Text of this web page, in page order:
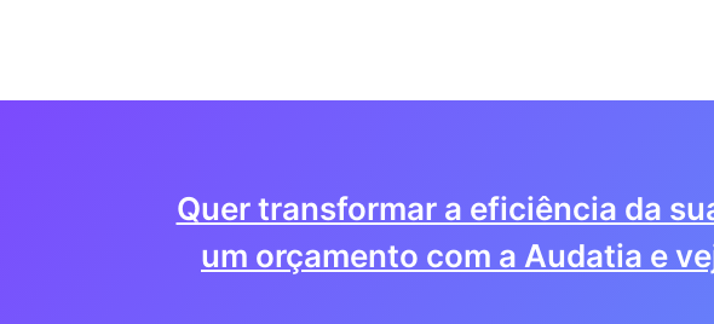
Quer transformar a eficiência da
um orçamento com a Audatia e